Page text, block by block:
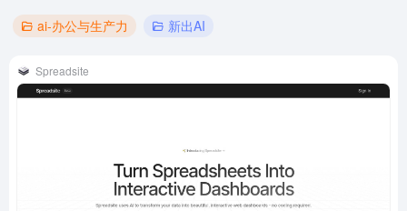
ai-办公与生产力 新出AI
Spreadsite